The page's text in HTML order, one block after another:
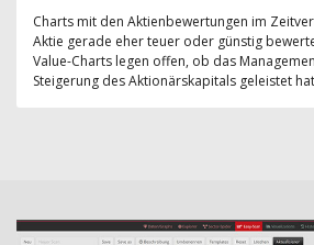
Charts mit den Aktienbewertungen im
Aktie gerade eher teuer oder günstig
Value-Charts legen offen, ob das
Steigerung des Aktionärskapitals geleistet